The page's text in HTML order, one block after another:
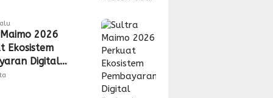
2026
Ekosistem
Digital
QRIS